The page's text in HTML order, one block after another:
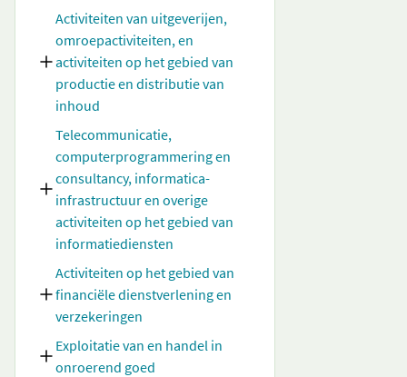
Activiteiten van uitgeverijen,
omroepactiviteiten, en
activiteiten op het gebied van
productie en distributie van
inhoud
Telecommunicatie,
computerprogrammering en
consultancy, informatica-
infrastructuur en overige
activiteiten op het gebied van
informatiediensten
Activiteiten op het gebied van
financiële dienstverlening en
verzekeringen
Exploitatie van en handel in
onroerend goed